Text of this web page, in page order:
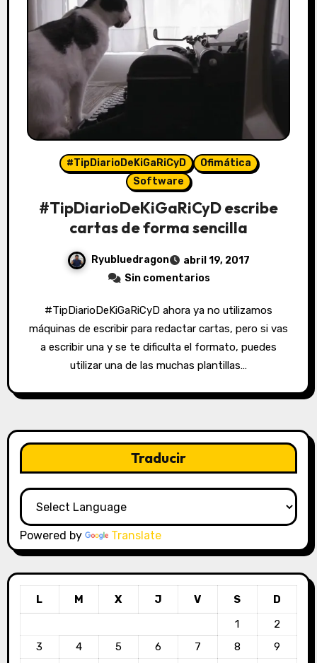
#TipDiarioDeKiGaRiCyD
Ofimática
Software
#TipDiarioDeKiGaRiCyD escribe
cartas de forma sencilla
Ryubluedragon
abril 19, 2017
Sin comentarios
#TipDiarioDeKiGaRiCyD ahora ya no utilizamos
máquinas de escribir para redactar cartas, pero si vas
a escribir una y se te dificulta el formato, puedes
utilizar una de las muchas plantillas…
Traducir
Powered by Translate
L M X J V S
D
1
2
3
4 5 6 7 8
9